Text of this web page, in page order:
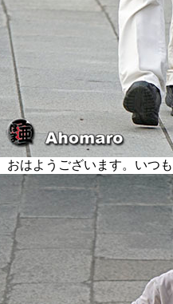
おはようございます。いつ